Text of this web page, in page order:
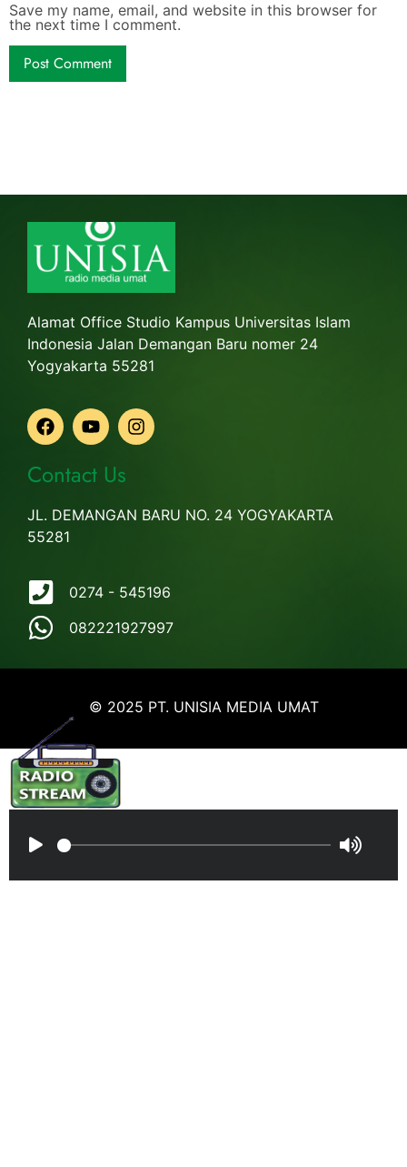
Save my name, email, and website in this browser for
the next time I comment.
Alamat Office Studio Kampus Universitas Islam
Indonesia Jalan Demangan Baru nomer 24
Yogyakarta 55281
Contact Us
JL. DEMANGAN BARU NO. 24 YOGYAKARTA
55281
0274 - 545196
082221927997
© 2025 PT. UNISIA MEDIA UMAT